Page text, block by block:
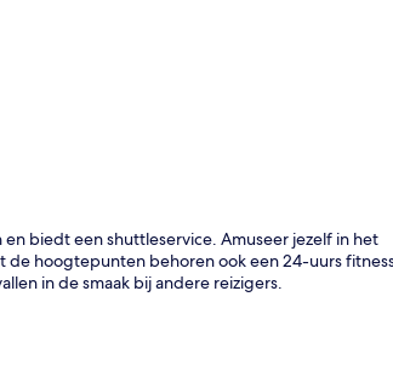
biedt een shuttleservice. Amuseer jezelf in het
de hoogtepunten behoren ook een 24-uurs
in de smaak bij andere reizigers.